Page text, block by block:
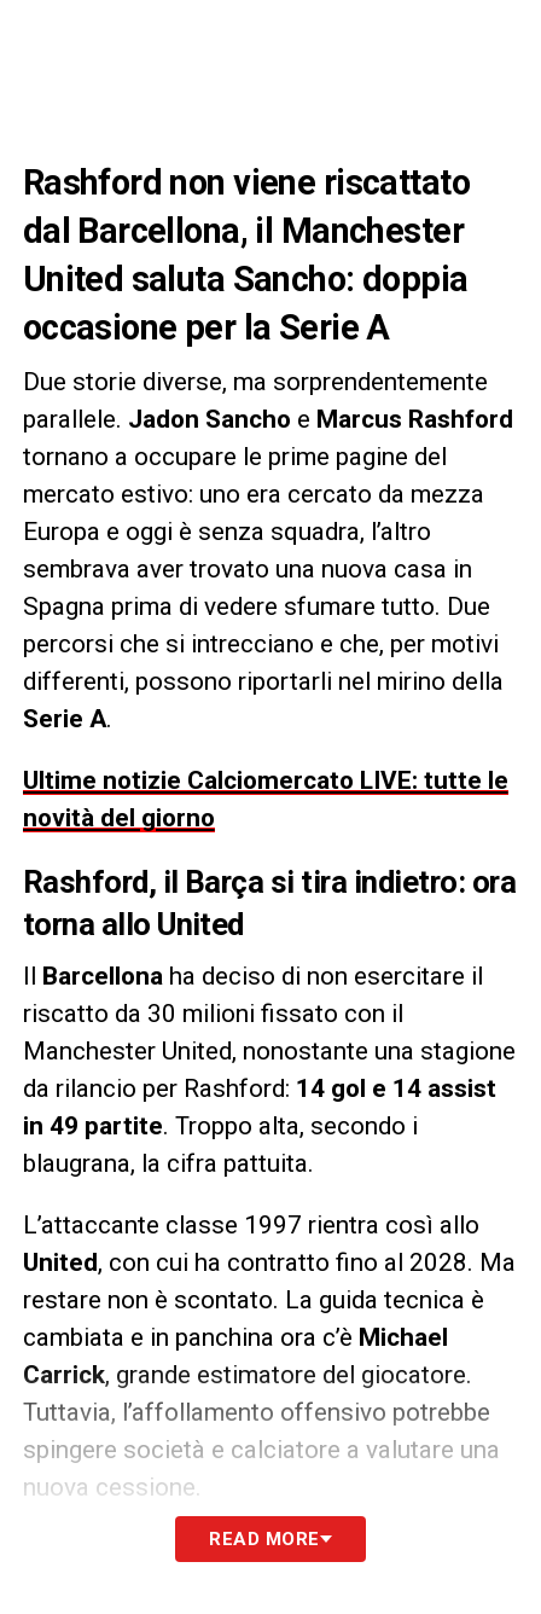
Rashford non viene riscattato
dal Barcellona, il Manchester
United saluta Sancho: doppia
occasione per la Serie A
Due storie diverse, ma sorprendentemente
parallele. Jadon Sancho e Marcus Rashford
tornano a occupare le prime pagine del
mercato estivo: uno era cercato da mezza
Europa e oggi è senza squadra, l’altro
sembrava aver trovato una nuova casa in
Spagna prima di vedere sfumare tutto. Due
percorsi che si intrecciano e che, per motivi
differenti, possono riportarli nel mirino della
Serie A.
Ultime notizie Calciomercato LIVE: tutte le
novità del giorno
Rashford, il Barça si tira indietro: ora
torna allo United
Il Barcellona ha deciso di non esercitare il
riscatto da 30 milioni fissato con il
Manchester United, nonostante una stagione
da rilancio per Rashford: 14 gol e 14 assist
in 49 partite. Troppo alta, secondo i
blaugrana, la cifra pattuita.
L’attaccante classe 1997 rientra così allo
United, con cui ha contratto fino al 2028. Ma
restare non è scontato. La guida tecnica è
cambiata e in panchina ora c’è Michael
Carrick, grande estimatore del giocatore.
Tuttavia, l’affollamento offensivo potrebbe
spingere società e calciatore a valutare una
nuova cessione.
Il Barcellona resta alla finestra, pronto a
READ MORE